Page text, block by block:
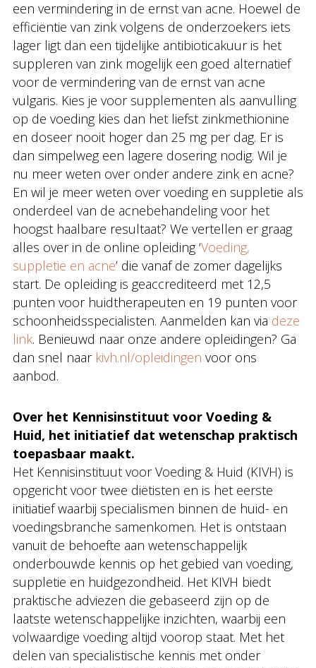
een vermindering in de ernst van acne. Hoewel de
efficiëntie van zink volgens de onderzoekers iets
lager ligt dan een tijdelijke antibioticakuur is het
suppleren van zink mogelijk een goed alternatief
voor de vermindering van de ernst van acne
vulgaris. Kies je voor supplementen als aanvulling
op de voeding kies dan het liefst zinkmethionine
en doseer nooit hoger dan 25 mg per dag. Er is
dan simpelweg een lagere dosering nodig. Wil je
nu meer weten over onder andere zink en acne?
En wil je meer weten over voeding en suppletie als
onderdeel van de acnebehandeling voor het
hoogst haalbare resultaat? We vertellen er graag
alles over in de online opleiding ‘Voeding,
suppletie en acne’ die vanaf de zomer dagelijks
start. De opleiding is geaccrediteerd met 12,5
punten voor huidtherapeuten en 19 punten voor
schoonheidsspecialisten. Aanmelden kan via deze
link. Benieuwd naar onze andere opleidingen? Ga
dan snel naar kivh.nl/opleidingen voor ons
aanbod.
Over het Kennisinstituut voor Voeding &
Huid, het initiatief dat wetenschap praktisch
toepasbaar maakt.
Het Kennisinstituut voor Voeding & Huid (KIVH) is
opgericht voor twee diëtisten en is het eerste
initiatief waarbij specialismen binnen de huid- en
voedingsbranche samenkomen. Het is ontstaan
vanuit de behoefte aan wetenschappelijk
onderbouwde kennis op het gebied van voeding,
suppletie en huidgezondheid. Het KIVH biedt
praktische adviezen die gebaseerd zijn op de
laatste wetenschappelijke inzichten, waarbij een
volwaardige voeding altijd voorop staat. Met het
delen van specialistische kennis met onder